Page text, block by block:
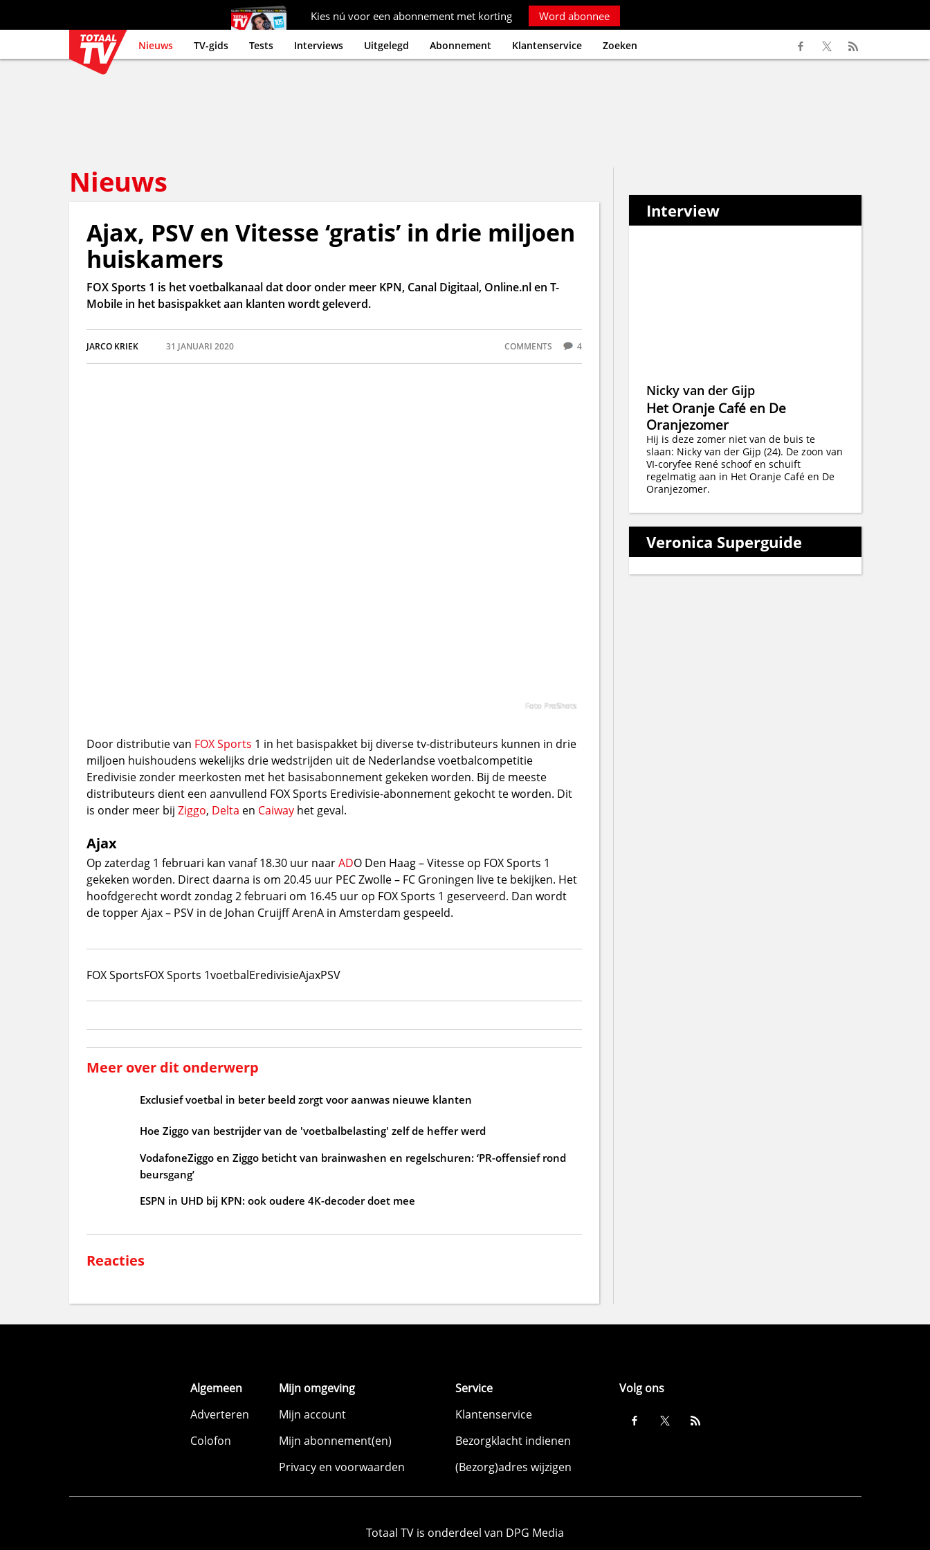
Kies nú voor een abonnement met korting Word abonnee
Nieuws TV-gids Tests Interviews Uitgelegd Abonnement Klantenservice Zoeken
Nieuws
Ajax, PSV en Vitesse ‘gratis’ in drie miljoen
huiskamers
FOX Sports 1 is het voetbalkanaal dat door onder meer KPN, Canal Digitaal, Online.nl en T-
Mobile in het basispakket aan klanten wordt geleverd.
JARCO KRIEK 31 JANUARI 2020 COMMENTS 4
Foto ProShots
Door distributie van FOX Sports 1 in het basispakket bij diverse tv-distributeurs kunnen in drie
miljoen huishoudens wekelijks drie wedstrijden uit de Nederlandse voetbalcompetitie
Eredivisie zonder meerkosten met het basisabonnement gekeken worden. Bij de meeste
distributeurs dient een aanvullend FOX Sports Eredivisie-abonnement gekocht te worden. Dit
is onder meer bij Ziggo, Delta en Caiwayhet geval.
Ajax
Op zaterdag 1 februari kan vanaf 18.30 uur naarADO Den Haag – Vitesse op FOX Sports 1
gekeken worden. Direct daarna is om 20.45 uur PEC Zwolle – FC Groningen live te bekijken. Het
hoofdgerecht wordt zondag 2 februari om 16.45 uur op FOX Sports 1 geserveerd. Dan wordt
de topper Ajax – PSV in de Johan Cruijff ArenA in Amsterdam gespeeld.
FOX SportsFOX Sports 1voetbalEredivisieAjaxPSV
Meer over dit onderwerp
Exclusief voetbal in beter beeld zorgt voor aanwas nieuwe klanten
Hoe Ziggo van bestrijder van de 'voetbalbelasting' zelf de heffer werd
VodafoneZiggo en Ziggo beticht van brainwashen en regelschuren: ‘PR-offensief rond
beursgang’
ESPN in UHD bij KPN: ook oudere 4K-decoder doet mee
Reacties
Interview
Nicky van der Gijp
Het Oranje Café en De
Oranjezomer
Hij is deze zomer niet van de buis te
slaan: Nicky van der Gijp (24). De zoon van
VI-coryfee René schoof en schuift
regelmatig aan in Het Oranje Café en De
Oranjezomer.
Veronica Superguide
Algemeen
Adverteren
Colofon
Mijn omgeving
Mijn account
Mijn abonnement(en)
Privacy en voorwaarden
Service
Klantenservice
Bezorgklacht indienen
(Bezorg)adres wijzigen
Volg ons
Totaal TV is onderdeel van DPG Media